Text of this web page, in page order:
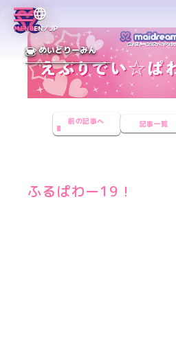
MENUEN／JP
めいどりーみん
前の記事へ 記事一覧
ふるぱわー19！